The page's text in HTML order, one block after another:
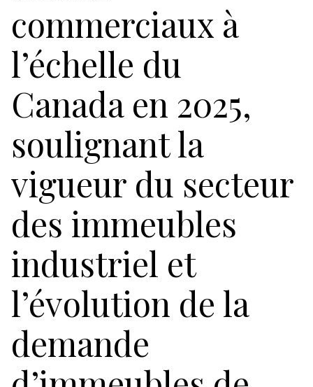
commerciaux à
l’échelle du
Canada en 2025,
soulignant la
vigueur du secteur
des immeubles
industriel et
l’évolution de la
demande